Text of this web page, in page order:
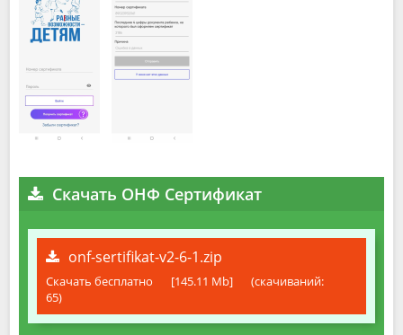
Скачать ОНФ Сертификат
onf-sertifikat-v2-6-1.zip
Скачать бесплатно [145.11 Mb]
(cкачиваний:
65)